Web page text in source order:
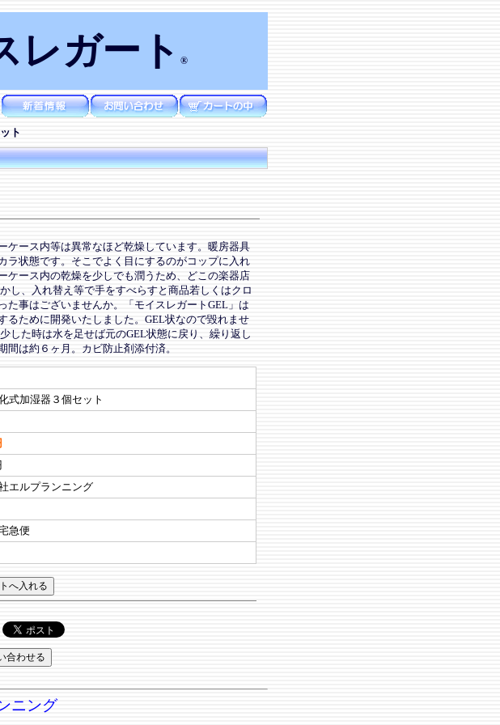
レガート ®
ト
ケース内等は異常なほど乾燥しています。暖房器具
ラ状態です。そこでよく目にするのがコップに入れ
ケース内の乾燥を少しでも潤うため、どこの楽器店
し、入れ替え等で手をすべらすと商品若しくはクロ
た事はございませんか。「モイスレガートGEL」は
るために開発いたしました。GEL状なので毀れませ
した時は水を足せば元のGEL状態に戻り、繰り返し
間は約６ヶ月。カビ防止剤添付済。
式加湿器３個セット
エルプランニング
急便
ニング